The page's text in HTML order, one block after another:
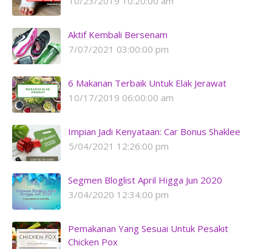
Aktif Kembali Bersenam
7/07/2021 03:00:00 pm
6 Makanan Terbaik Untuk Elak Jerawat
10/17/2019 06:00:00 am
Impian Jadi Kenyataan: Car Bonus Shaklee
5/04/2021 12:26:00 pm
Segmen Bloglist April Higga Jun 2020
3/04/2020 12:34:00 pm
Pemakanan Yang Sesuai Untuk Pesakit
Chicken Pox